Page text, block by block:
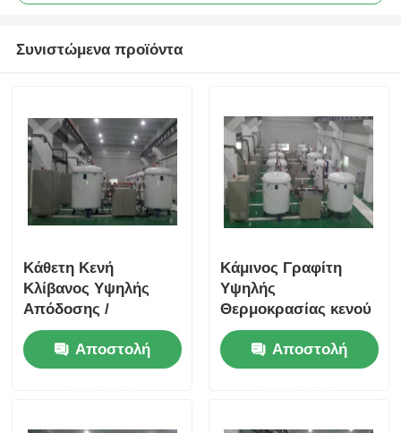
Συνιστώμενα προϊόντα
Κάθετη Κενή
Κλίβανος Υψηλής
Απόδοσης /
Βιομηχανικός Κενός
Κλίβανος Εύκολη
Λειτουργία
Αποστολή
Κάμινος Γραφίτη
Υψηλής
Θερμοκρασίας κενού
τύπου κάθετης
διάταξης με γρήγορη
ψύξη
Αποστολή